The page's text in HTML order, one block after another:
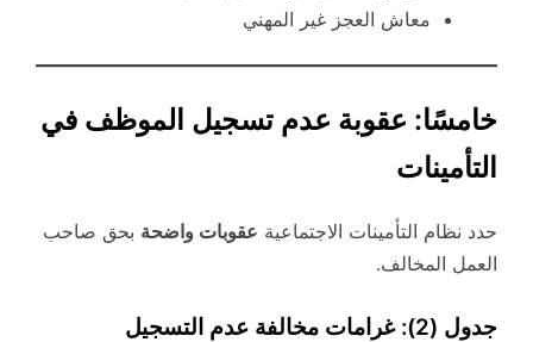
معاش العجز غير المهني
خامسًا: عقوبة عدم تسجيل الموظف في
التأمينات
حدد نظام التأمينات الاجتماعية عقوبات واضحة بحق صاحب
العمل المخالف.
جدول (2): غرامات مخالفة عدم التسجيل